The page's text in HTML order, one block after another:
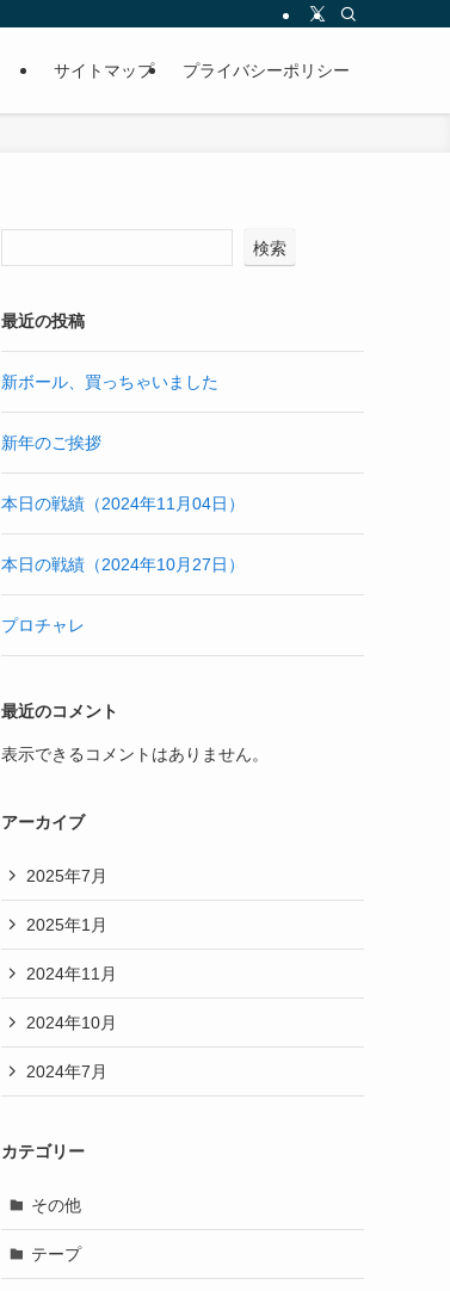
サイトマップ プライバシーポリシー
検索
最近の投稿
新ボール、買っちゃいました
新年のご挨拶
本日の戦績（2024年11月04日）
本日の戦績（2024年10月27日）
プロチャレ
最近のコメント
表示できるコメントはありません。
アーカイブ
2025年7月
2025年1月
2024年11月
2024年10月
2024年7月
カテゴリー
その他
テープ